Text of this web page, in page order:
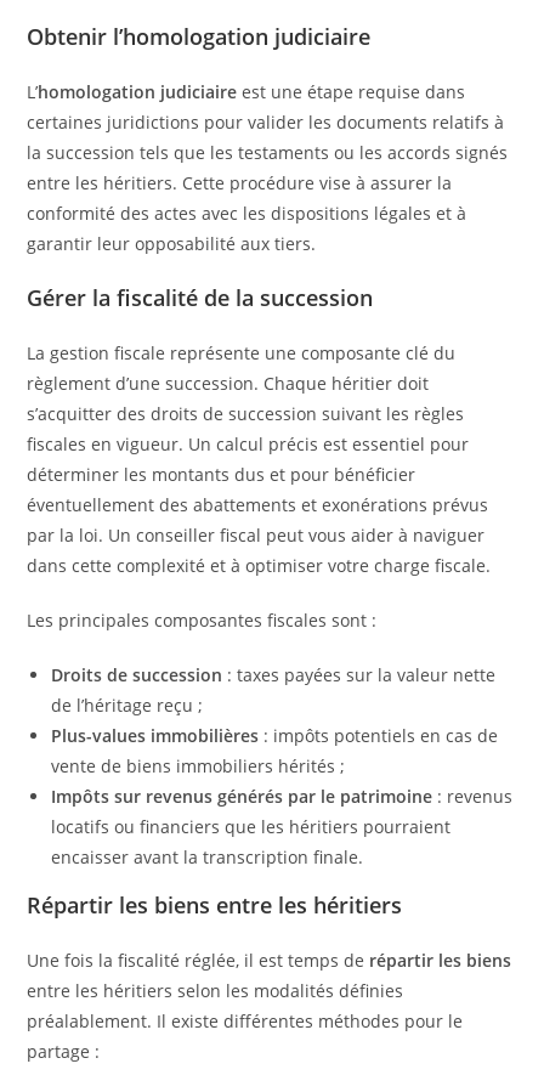
Obtenir l’homologation judiciaire
L’homologation judiciaire est une étape requise dans
certaines juridictions pour valider les documents relatifs à
la succession tels que les testaments ou les accords signés
entre les héritiers. Cette procédure vise à assurer la
conformité des actes avec les dispositions légales et à
garantir leur opposabilité aux tiers.
Gérer la fiscalité de la succession
La gestion fiscale représente une composante clé du
règlement d’une succession. Chaque héritier doit
s’acquitter des droits de succession suivant les règles
fiscales en vigueur. Un calcul précis est essentiel pour
déterminer les montants dus et pour bénéficier
éventuellement des abattements et exonérations prévus
par la loi. Un conseiller fiscal peut vous aider à naviguer
dans cette complexité et à optimiser votre charge fiscale.
Les principales composantes fiscales sont :
Droits de succession : taxes payées sur la valeur nette
de l’héritage reçu ;
Plus-values immobilières : impôts potentiels en cas de
vente de biens immobiliers hérités ;
Impôts sur revenus générés par le patrimoine : revenus
locatifs ou financiers que les héritiers pourraient
encaisser avant la transcription finale.
Répartir les biens entre les héritiers
Une fois la fiscalité réglée, il est temps de répartir les biens
entre les héritiers selon les modalités définies
préalablement. Il existe différentes méthodes pour le
partage :